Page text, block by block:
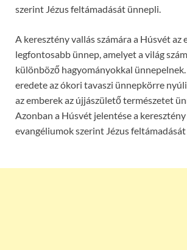
szerint Jézus feltámadását ünnepli.
A keresztény vallás számára a Húsvét az
legfontosabb ünnep, amelyet a világ
különböző hagyományokkal
eredete az ókori tavaszi ünnepkörre
az emberek az újjászülető természetet
Azonban a Húsvét jelentése a
evangéliumok szerint Jézus feltámadását